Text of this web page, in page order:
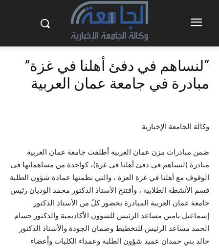
“لنساهم في دفئ أهلنا في غزة”
مبادرة في جامعة عمان العربية
وكالة الجامعة الإخبارية
ضمن مبادرات مزن عمان العربية أطلقت جامعة عمان العربية
مبادرة (لنساهم في دفئ أهلنا في غزة)، كواحدة من مساهماتها في
الوقوف مع أهلنا في غزة العزة ، والتي نظمتها عمادة شؤون الطلبة
قسم الأنشطة الطلابية ، وأفتتح الأستاذ الدكتور محمد الوديان رئيس
جامعة عمان العربية المبادرة بحضور كلّ من الأستاذ الدكتور
إسماعيل يامين مساعد الرئيس للشؤون الأكاديمية والدكتور حسام
الحمد مساعد الرئيس للتخطيط وضمان الجودة والأستاذ الدكتور
خالد بني حمدان عميد شؤون الطلبة وعمداء الكليات وأعضاء